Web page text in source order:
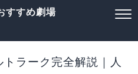
すすめ劇場
ラーク完全解説｜人